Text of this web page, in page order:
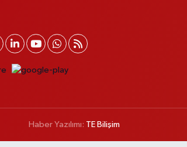
Haber Yazılımı: TE Bilişim